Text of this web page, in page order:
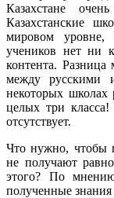
Казахстане
Казахстанские
мировом уровне,
учеников нет ни
контента.
между русскими
некоторых школах
целых три
отсутствует.
Что нужно, чтобы
не получают
этого? По
полученные